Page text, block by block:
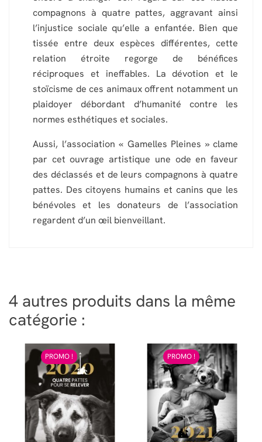
compagnons à quatre pattes, aggravant ainsi
l’injustice sociale qu’elle a enfantée. Bien que
tissée entre deux espèces différentes, cette
relation étroite regorge de bénéfices
réciproques et ineffables. La dévotion et le
stoïcisme de ces animaux offrent notamment un
plaidoyer débordant d’humanité contre les
normes esthétiques et sociales.
Aussi, l’association « Gamelles Pleines » clame
par cet ouvrage artistique une ode en faveur
des déclassés et de leurs compagnons à quatre
pattes. Des citoyens humains et canins que les
bénévoles et les donateurs de l’association
regardent d’un œil bienveillant.
4 autres produits dans la même
catégorie :
PROMO ! PROMO !